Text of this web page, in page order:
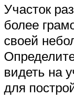
Участок
более
своей
видеть на
для